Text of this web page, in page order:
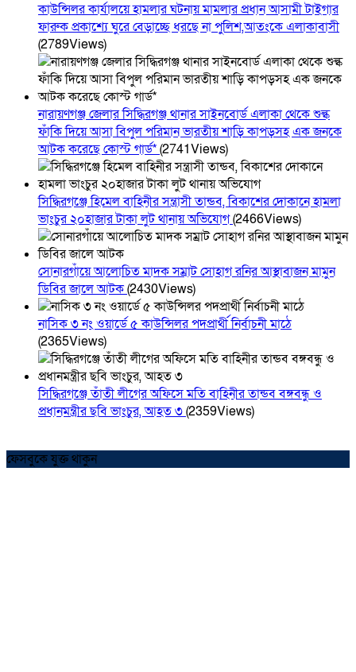
কাউন্সিলর কার্যালয়ে হামলার ঘটনায় মামলার প্রধান আসামী টাইগার
ফারুক প্রকাশ্যে ঘুরে বেড়াচ্ছে ধরছে না পুলিশ,আতংকে এলাকাবাসী
(2789Views)
নারায়ণগঞ্জ জেলার সিদ্ধিরগঞ্জ থানার সাইনবোর্ড এলাকা থেকে শুল্ক
ফাঁকি দিয়ে আসা বিপুল পরিমান ভারতীয় শাড়ি কাপড়সহ এক জনকে
আটক করেছে কোস্ট গার্ড*(2741Views)
সিদ্ধিরগঞ্জে হিমেল বাহিনীর সন্ত্রাসী তান্ডব, বিকাশের দোকানে হামলা
ভাংচুর ২০হাজার টাকা লুট থানায় অভিযোগ(2466Views)
সোনারগাঁয়ে আলোচিত মাদক সম্রাট সোহাগ রনির আস্থাবাজন মামুন
ডিবির জালে আটক(2430Views)
নাসিক ৩ নং ওয়ার্ডে ৫ কাউন্সিলর পদপ্রার্থী নির্বাচনী মাঠে
(2365Views)
সিদ্ধিরগঞ্জে তাঁতী লীগের অফিসে মতি বাহিনীর তান্ডব বঙ্গবন্ধু ও
প্রধানমন্ত্রীর ছবি ভাংচুর, আহত ৩(2359Views)
ফেসবুকে যুক্ত থাকুন